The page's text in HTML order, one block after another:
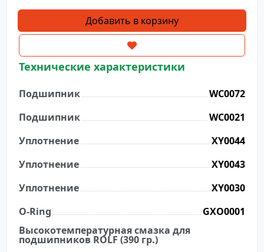
Количество
товара
подшипникового
узла
SXTP-
250F
Добавить в корзину
Технические характеристики
Подшипник
WC0072
Подшипник
WC0021
Уплотнение
XY0044
Уплотнение
XY0043
Уплотнение
XY0030
O-Ring
GXO0001
Высокотемпературная смазка для
подшипников ROLF (390 гр.)